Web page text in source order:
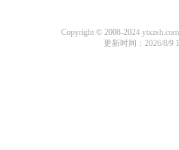
Copyright © 2008-2024
更新时间：2026/8/9